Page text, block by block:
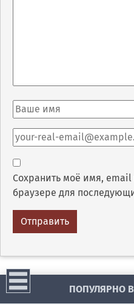
Сохранить моё имя, email
браузере для
ПОПУЛЯРНО